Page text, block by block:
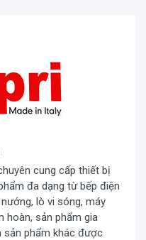
(Am), hiệu điện thế
Tính năng biến tần này
của các thiết bị điện
từ như bếp từ, máy
soát lượng điện sử
từ điều chỉnh mức
tiêu thụ nhiều điện
thông minh sẽ cố định
cung cấp thiết bị
đa dạng từ bếp điện
lò vi sóng, máy
hoàn, sản phẩm gia
sản phẩm khác được